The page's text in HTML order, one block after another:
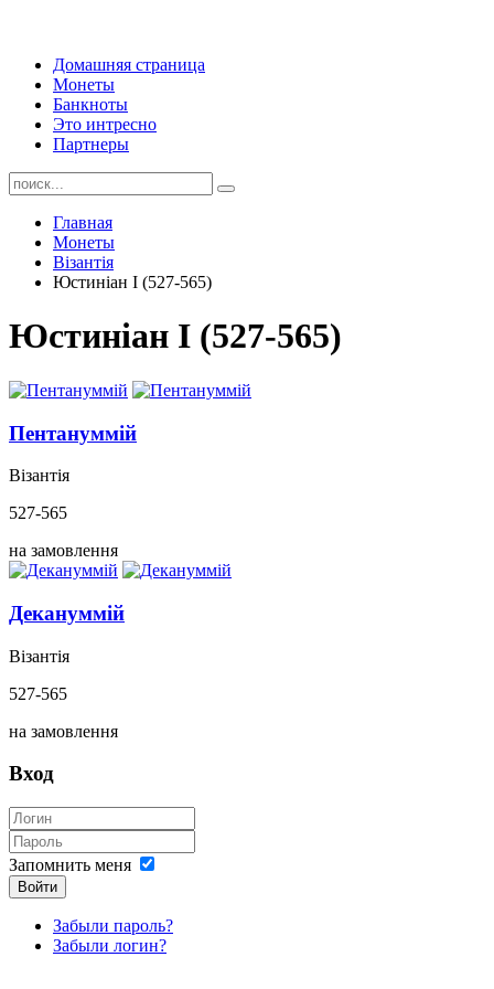
Домашняя страница
Монеты
Банкноты
Это интресно
Партнеры
Главная
Монеты
Візантія
Юстиніан I (527-565)
Юстиніан I (527-565)
Пентануммій
Візантія
527-565
на замовлення
Декануммій
Візантія
527-565
на замовлення
Вход
Запомнить меня
Войти
Забыли пароль?
Забыли логин?